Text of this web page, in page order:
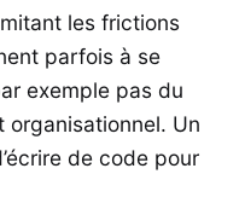
les frictions
parfois à se
exemple pas du
Un
de code pour